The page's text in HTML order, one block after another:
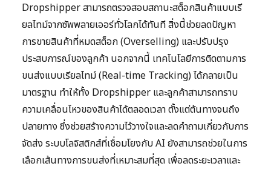
Dropshipper สามารถตรวจสอบสถานะสต็อกสินค้าแบบเรี
ยลไทม์จากซัพพลายเออร์ทั่วโลกได้ทันที สิ่งนี้ช่วยลดปัญหา
การขายสินค้าที่หมดสต็อก (Overselling) และปรับปรุง
ประสบการณ์ของลูกค้า นอกจากนี้ เทคโนโลยีการติดตามการ
ขนส่งแบบเรียลไทม์ (Real-time Tracking) ได้กลายเป็น
มาตรฐาน ทำให้ทั้ง Dropshipper และลูกค้าสามารถทราบ
ความเคลื่อนไหวของสินค้าได้ตลอดเวลา ตั้งแต่ต้นทางจนถึง
ปลายทาง ซึ่งช่วยสร้างความไว้วางใจและลดคำถามเกี่ยวกับการ
จัดส่ง ระบบโลจิสติกส์ที่เชื่อมโยงกับ AI ยังสามารถช่วยในการ
เลือกเส้นทางการขนส่งที่เหมาะสมที่สุด เพื่อลดระยะเวลาและ